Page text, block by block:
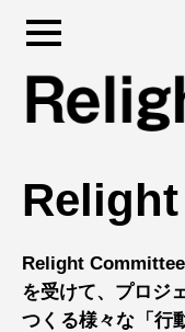
to
content
Relight
を受けて、プロジ
つくる様々な「行